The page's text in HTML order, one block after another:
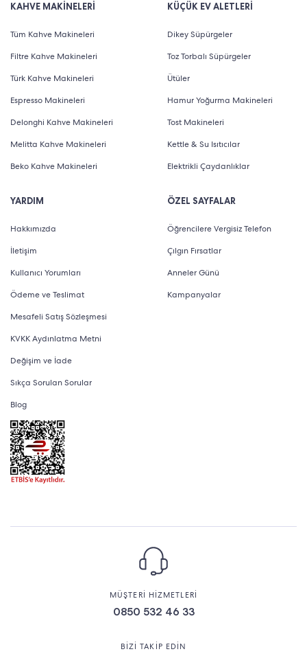
KAHVE MAKİNELERİ
Tüm Kahve Makineleri
Filtre Kahve Makineleri
Türk Kahve Makineleri
Espresso Makineleri
Delonghi Kahve Makineleri
Melitta Kahve Makineleri
Beko Kahve Makineleri
YARDIM
Hakkımızda
İletişim
Kullanıcı Yorumları
Ödeme ve Teslimat
Mesafeli Satış Sözleşmesi
KVKK Aydınlatma Metni
Değişim ve İade
Sıkça Sorulan Sorular
Blog
KÜÇÜK EV ALETLERİ
Dikey Süpürgeler
Toz Torbalı Süpürgeler
Ütüler
Hamur Yoğurma Makineleri
Tost Makineleri
Kettle & Su Isıtıcılar
Elektrikli Çaydanlıklar
ÖZEL SAYFALAR
Öğrencilere Vergisiz Telefon
Çılgın Fırsatlar
Anneler Günü
Kampanyalar
MÜŞTERİ HİZMETLERİ
0850 532 46 33
BİZİ TAKİP EDİN